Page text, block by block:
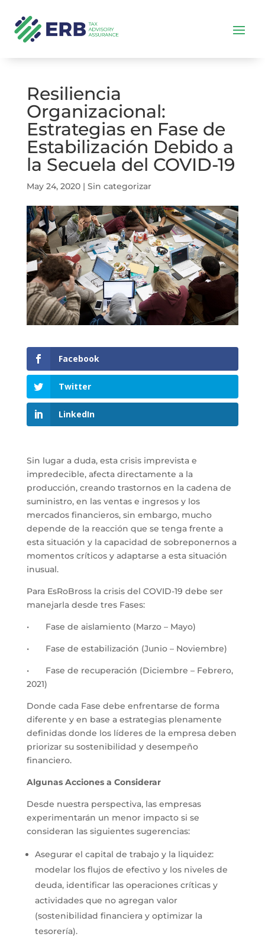
Resiliencia
Organizacional:
Estrategias en Fase de
Estabilización Debido a
la Secuela del COVID-19
May 24, 2020| Sin categorizar
Facebook
Twitter
LinkedIn
Sin lugar a duda, esta crisis imprevista e
impredecible, afecta directamente a la
producción, creando trastornos en la cadena de
suministro, en las ventas e ingresos y los
mercados financieros, sin embargo, mucho
depende de la reacción que se tenga frente a
esta situación y la capacidad de sobreponernos a
momentos críticos y adaptarse a esta situación
inusual.
Para EsRoBross la crisis del COVID-19 debe ser
manejarla desde tres Fases:
• Fase de aislamiento (Marzo – Mayo)
• Fase de estabilización (Junio – Noviembre)
• Fase de recuperación (Diciembre – Febrero,
2021)
Donde cada Fase debe enfrentarse de forma
diferente y en base a estrategias plenamente
definidas donde los líderes de la empresa deben
priorizar su sostenibilidad y desempeño
financiero.
Algunas Acciones a Considerar
Desde nuestra perspectiva, las empresas
experimentarán un menor impacto si se
consideran las siguientes sugerencias:
Asegurar el capital de trabajo y la liquidez:
modelar los flujos de efectivo y los niveles de
deuda, identificar las operaciones críticas y
actividades que no agregan valor
(sostenibilidad financiera y optimizar la
tesorería).